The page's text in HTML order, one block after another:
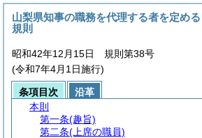
山梨県知事の職務を代理する者を定める
規則
昭和42年12月15日 規則第38号
(令和7年4月1日施行)
条項目次
沿革
本則
第一条(趣旨)
第二条(上席の職員)